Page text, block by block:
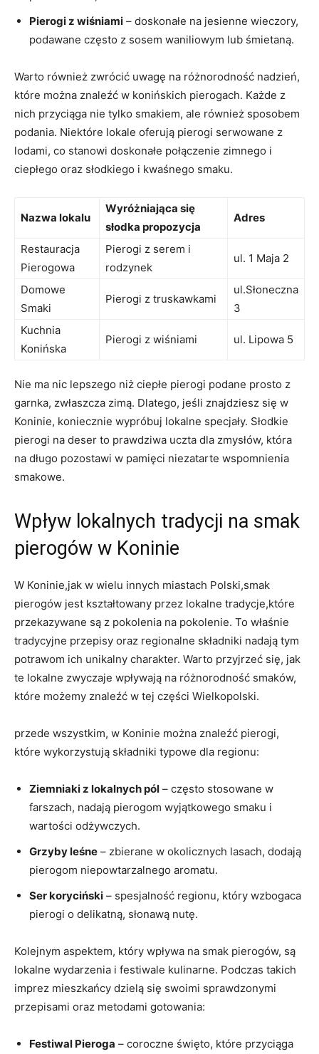
Pierogi z wiśniami – doskonałe na jesienne wieczory,
podawane ⁣często z sosem waniliowym lub⁣ śmietaną.
Warto również zwrócić uwagę na​ różnorodność nadzień,
które można znaleźć w konińskich pierogach. Każde z
nich ‍przyciąga nie tylko smakiem, ale również sposobem
⁣podania. Niektóre lokale oferują pierogi serwowane z
⁣lodami, co⁢ stanowi doskonałe połączenie zimnego i
ciepłego ‌oraz słodkiego i kwaśnego smaku.
Nazwa⁤ lokalu
Wyróżniająca⁣ się
⁢słodka propozycja
Adres
Restauracja
Pierogowa
Pierogi z ⁣serem i
rodzynek
ul. 1 Maja 2
Domowe ​
Smaki
Pierogi z truskawkami
ul.Słoneczna
3
Kuchnia
Konińska
Pierogi ‍z wiśniami ul. ‍Lipowa 5
Nie ma nic lepszego ‍niż ‌ciepłe pierogi podane ‍prosto ​z⁣
garnka, zwłaszcza ⁤zimą. Dlatego, jeśli znajdziesz się w
⁤Koninie, koniecznie wypróbuj ⁤lokalne⁣ specjały. Słodkie
pierogi‍ na deser‌ to prawdziwa uczta dla zmysłów, która
na długo⁤ pozostawi w pamięci ​niezatarte wspomnienia
smakowe.
Wpływ ‍lokalnych tradycji na ‌smak
pierogów w Koninie
W Koninie,jak w wielu innych miastach Polski,smak
‌pierogów jest kształtowany‍ przez ⁣lokalne tradycje,które
przekazywane są z pokolenia na pokolenie. ‍To właśnie
tradycyjne przepisy​ oraz regionalne‍ składniki ⁤nadają tym
potrawom ich unikalny charakter. Warto przyjrzeć się, jak
te lokalne zwyczaje wpływają‍ na ⁤różnorodność smaków,
które możemy znaleźć w tej ⁣części Wielkopolski.
przede wszystkim, ‍w Koninie⁤ można znaleźć pierogi,
które wykorzystują ‍składniki typowe dla ‌regionu:
Ziemniaki z ⁤lokalnych pól ⁤– ⁣często stosowane ‍w
farszach, ⁣nadają pierogom⁤ wyjątkowego smaku ⁤i
wartości odżywczych.
Grzyby leśne – zbierane w okolicznych lasach, dodają
pierogom niepowtarzalnego aromatu.
Ser koryciński – spesjalność regionu, który ⁣wzbogaca
pierogi o delikatną, słonawą‍ nutę.
Kolejnym aspektem,‍ który wpływa‍ na smak pierogów,⁢ są​
lokalne wydarzenia i ‍festiwale kulinarne. ​Podczas takich
imprez ⁢mieszkańcy ‍dzielą się swoimi ⁤sprawdzonymi⁤
przepisami oraz metodami gotowania:
Festiwal Pieroga –⁣ coroczne święto, ⁤które przyciąga